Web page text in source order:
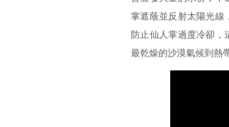
掌遮蔭並反射太陽光線
防止仙人掌過度冷卻
最乾燥的沙漠氣候到熱